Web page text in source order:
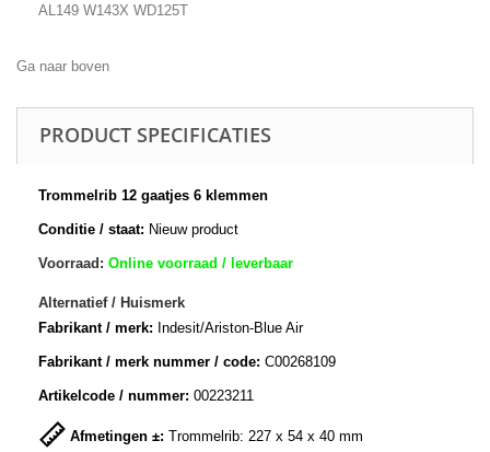
AL149 W143X WD125T
Ga naar boven
PRODUCT SPECIFICATIES
Trommelrib 12 gaatjes 6 klemmen
Conditie / staat: Nieuw product
Voorraad: Online voorraad / leverbaar
Alternatief / Huismerk
Fabrikant / merk: Indesit/Ariston-Blue Air
Fabrikant / merk nummer / code: C00268109
Artikelcode / nummer: 00223211
Afmetingen ±: Trommelrib: 227 x 54 x 40 mm